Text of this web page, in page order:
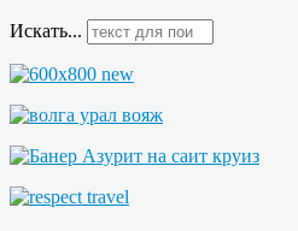
Искать...